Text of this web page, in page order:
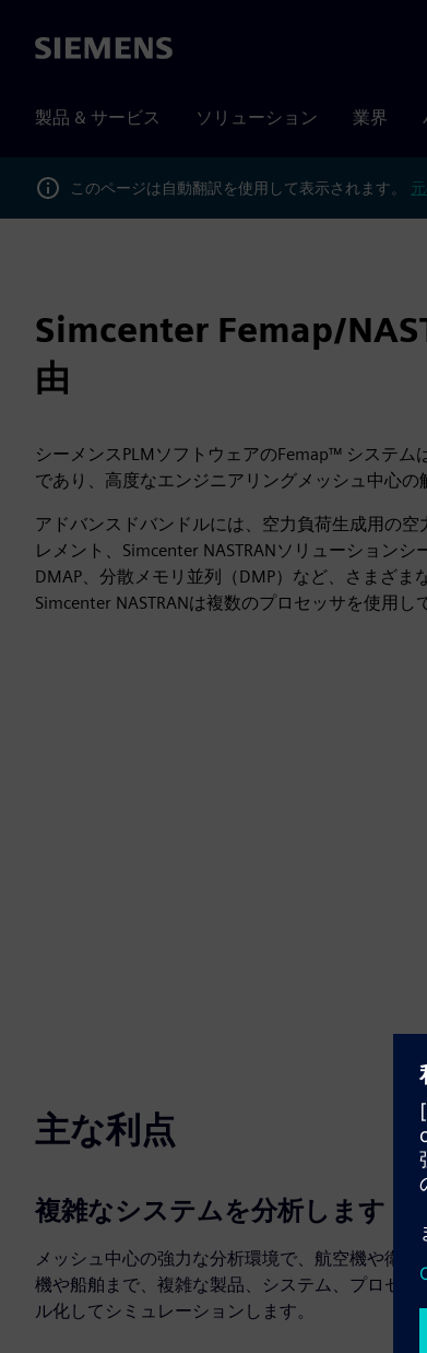
Siemens
製品 & サービス ソリューション 業界
このページは自動翻訳を使用して表示されます。
Simcenter Femap/
由
シーメンスPLMソフトウェアのFemap™ システム
であり、高度なエンジニアリングメッシュ中心の
アドバンスドバンドルには、空力負荷生成用の
レメント、Simcenter NASTRANソリューション
DMAP、分散メモリ並列（DMP）など、さまざま
Simcenter NASTRANは複数のプロセッサを使用し
主な利点
複雑なシステムを分析します
メッシュ中心の強力な分析環境で、航空機や衛星
機や船舶まで、複雑な製品、システム、プロセス
ル化してシミュレーションします。